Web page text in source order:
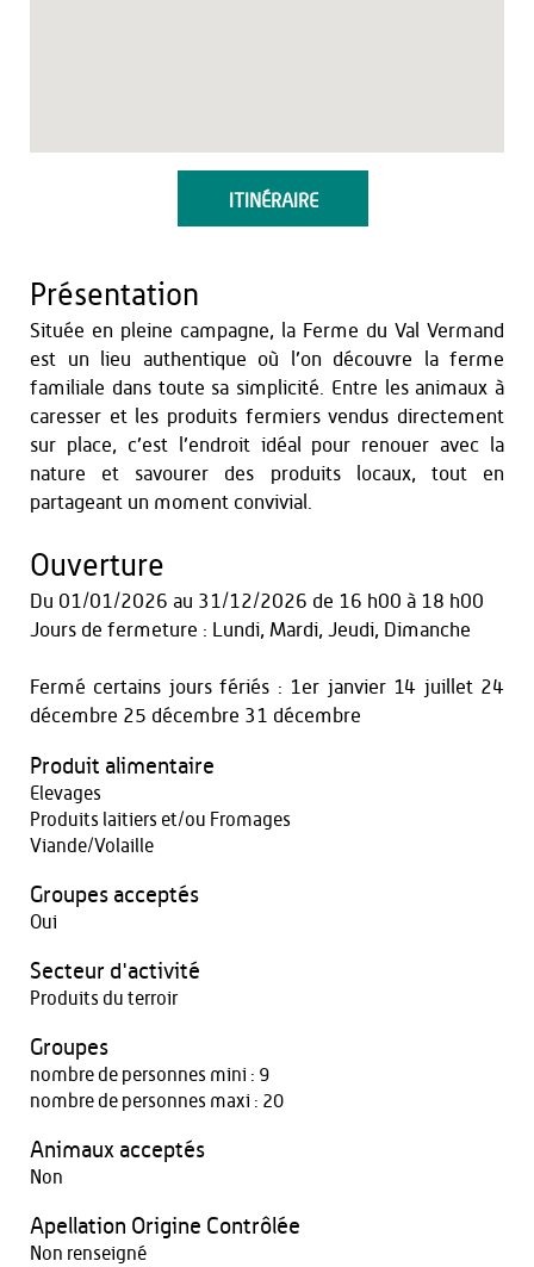
ITINÉRAIRE
Présentation
Située en pleine campagne, la Ferme du Val Vermand
est un lieu authentique où l’on découvre la ferme
familiale dans toute sa simplicité. Entre les animaux à
caresser et les produits fermiers vendus directement
sur place, c’est l’endroit idéal pour renouer avec la
nature et savourer des produits locaux, tout en
partageant un moment convivial.
Ouverture
Du 01/01/2026 au 31/12/2026 de 16 h00 à 18 h00
Jours de fermeture : Lundi, Mardi, Jeudi, Dimanche
Fermé certains jours fériés : 1er janvier 14 juillet 24
décembre 25 décembre 31 décembre
Produit alimentaire
Elevages
Produits laitiers et/ou Fromages
Viande/Volaille
Groupes acceptés
Oui
Secteur d'activité
Produits du terroir
Groupes
nombre de personnes mini : 9
nombre de personnes maxi : 20
Animaux acceptés
Non
Apellation Origine Contrôlée
Non renseigné